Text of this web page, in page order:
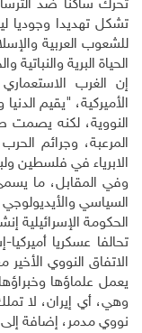
تحرك ساكنا ضد
تشكل تهديدا وجوديا
للشعوب العربية
الحياة البرية والنباتية
إن الغرب
الأميركية، "يقيم
النووية، لكنه يصمت
المرعبة، وجرائم
الابرياء في فلسطين
وفي المقابل، ما
السياسي
الحكومة الإسرائيلية
تحالفا عسكريا
الاتفاق النووي
يعمل علماؤها
وهي، أي إيران، لا
نووي مدمر، إضافة